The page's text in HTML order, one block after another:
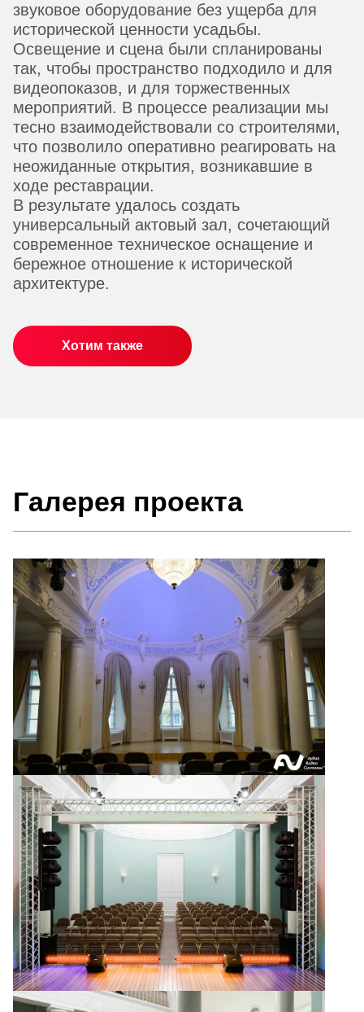
звуковое оборудование без ущерба для
исторической ценности усадьбы.
Освещение и сцена были спланированы
так, чтобы пространство подходило и для
видеопоказов, и для торжественных
мероприятий. В процессе реализации мы
тесно взаимодействовали со строителями,
что позволило оперативно реагировать на
неожиданные открытия, возникавшие в
ходе реставрации.
В результате удалось создать
универсальный актовый зал, сочетающий
современное техническое оснащение и
бережное отношение к исторической
архитектуре.
Хотим также
Галерея проекта